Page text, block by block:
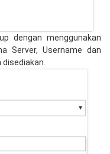
dengan menggunakan
Server, Username dan